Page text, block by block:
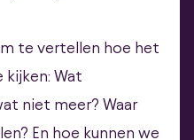
te vertellen hoe het
kijken: Wat
niet meer? Waar
En hoe kunnen we